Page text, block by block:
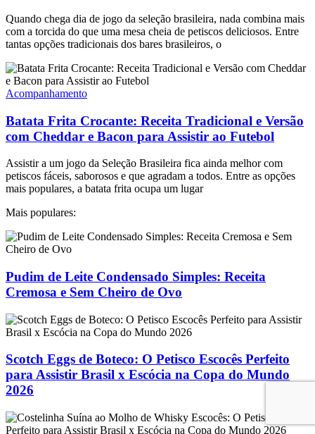
Quando chega dia de jogo da seleção brasileira, nada combina mais
com a torcida do que uma mesa cheia de petiscos deliciosos. Entre
tantas opções tradicionais dos bares brasileiros, o
Acompanhamento
Batata Frita Crocante: Receita Tradicional e Versão
com Cheddar e Bacon para Assistir ao Futebol
Assistir a um jogo da Seleção Brasileira fica ainda melhor com
petiscos fáceis, saborosos e que agradam a todos. Entre as opções
mais populares, a batata frita ocupa um lugar
Mais populares:
Pudim de Leite Condensado Simples: Receita
Cremosa e Sem Cheiro de Ovo
Scotch Eggs de Boteco: O Petisco Escocês Perfeito
para Assistir Brasil x Escócia na Copa do Mundo
2026